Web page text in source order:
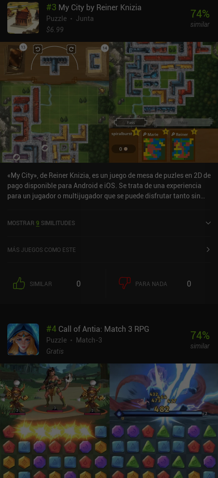
#3 My City by Reiner Knizia
Puzzle
Junta
$6.99
74%
similar
«My City», de Reiner Knizia, es un juego de mesa de puzles en 2D de
pago disponible para Android e iOS. Se trata de una experiencia
para un jugador o multijugador que se puede disfrutar tanto sin
City», de Reiner Knizia, se lanzó en agosto de 2025 y tiene
4,3 sobre 5,0 en la App Store de iOS.
MOSTRAR 9 SIMILITUDES
MÁS JUEGOS COMO ESTE
SIMILAR 0 PARA NADA 0
#4 Call of Antia: Match 3 RPG
Puzzle
Match-3
Gratis
74%
similar